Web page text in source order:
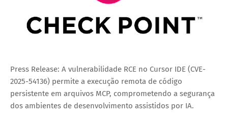
Press Release: A vulnerabilidade RCE no Cursor IDE (CVE-
2025-54136) permite a execução remota de código
persistente em arquivos MCP, comprometendo a segurança
dos ambientes de desenvolvimento assistidos por IA.